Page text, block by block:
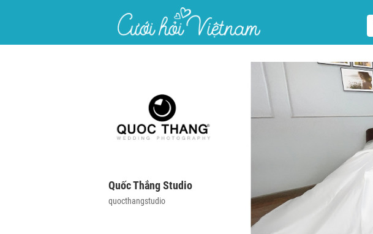
Quốc Thắng Studio
quocthangstudio